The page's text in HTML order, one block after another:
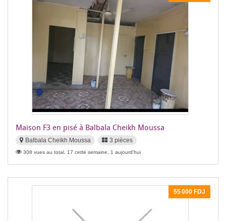
Maison F3 en pisé à Balbala Cheikh Moussa
Balbala Cheikh Moussa 3 pièces
308 vues au total, 17 cette semaine, 1 aujourd'hui
55 000 FDJ